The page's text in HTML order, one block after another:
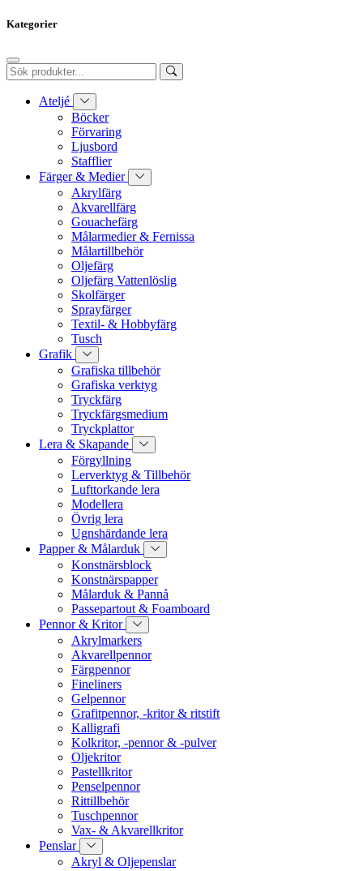
Kategorier
Ateljé
Böcker
Förvaring
Ljusbord
Stafflier
Färger & Medier
Akrylfärg
Akvarellfärg
Gouachefärg
Målarmedier & Fernissa
Målartillbehör
Oljefärg
Oljefärg Vattenlöslig
Skolfärger
Sprayfärger
Textil- & Hobbyfärg
Tusch
Grafik
Grafiska tillbehör
Grafiska verktyg
Tryckfärg
Tryckfärgsmedium
Tryckplattor
Lera & Skapande
Förgyllning
Lerverktyg & Tillbehör
Lufttorkande lera
Modellera
Övrig lera
Ugnshärdande lera
Papper & Målarduk
Konstnärsblock
Konstnärspapper
Målarduk & Pannå
Passepartout & Foamboard
Pennor & Kritor
Akrylmarkers
Akvarellpennor
Färgpennor
Fineliners
Gelpennor
Grafitpennor, -kritor & ritstift
Kalligrafi
Kolkritor, -pennor & -pulver
Oljekritor
Pastellkritor
Penselpennor
Rittillbehör
Tuschpennor
Vax- & Akvarellkritor
Penslar
Akryl & Oljepenslar